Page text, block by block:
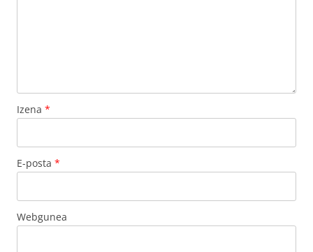
Izena *
E-posta *
Webgunea